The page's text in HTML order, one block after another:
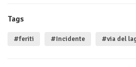
Tags
#feriti #Incidente #via del